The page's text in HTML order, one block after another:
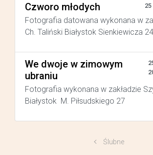
Czworo młodych
Fotografia datowana wykonana w
Ch. Taliński Białystok Sienkiewicza 24
We dwoje w zimowym
ubraniu
Fotografia wykonana w zakładzie
Białystok M. Piłsudskiego 27
Ślubne